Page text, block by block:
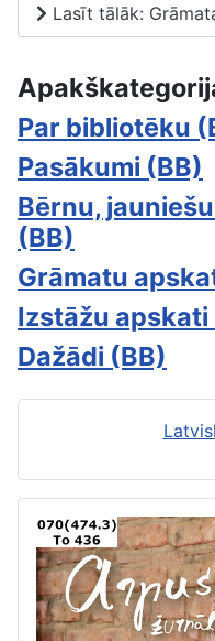
Lasīt tālāk:
Par bibliotēku
Pasākumi (BB)
Bērnu,
(BB)
Grāmatu
Izstāžu apskati
Dažādi (BB)